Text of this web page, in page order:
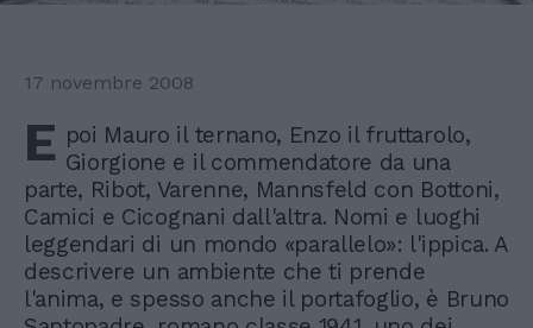
17 novembre 2008
E poi Mauro il ternano, Enzo il fruttarolo,
Giorgione e il commendatore da una
parte, Ribot, Varenne, Mannsfeld con Bottoni,
Camici e Cicognani dall'altra. Nomi e luoghi
leggendari di un mondo «parallelo»: l'ippica. A
descrivere un ambiente che ti prende
l'anima, e spesso anche il portafoglio, è Bruno